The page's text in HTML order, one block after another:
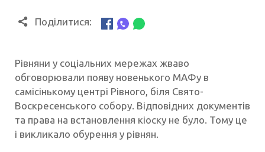
Поділитися:
Рівняни у соціальних мережах жваво
обговорювали появу новенького МАФу в
самісінькому центрі Рівного, біля Свято-
Воскресенського собору. Відповідних документів
та права на встановлення кіоску не було. Тому це
і викликало обурення у рівнян.